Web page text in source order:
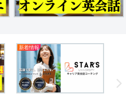
新着情報